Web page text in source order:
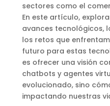
sectores como el
En este artículo,
avances tecnológicos,
los retos que
futuro para estas
es ofrecer una visión
chatbots y agentes
evolucionado, sino
impactando nuestras